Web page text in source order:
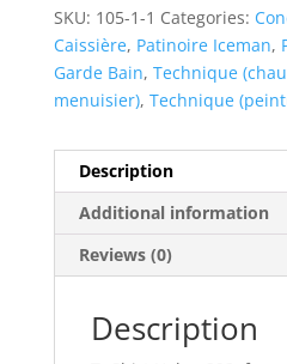
SKU: 105-1-1 Categories:
Caissière, Patinoire Iceman,
Garde Bain, Technique
menuisier), Technique
Description
Additional information
Reviews (0)
Description